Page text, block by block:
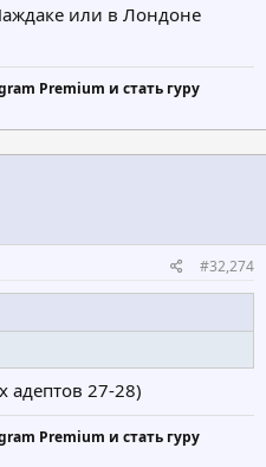
или в Лондоне
Premium и стать гуру
#32,274
адептов 27-28)
Premium и стать гуру